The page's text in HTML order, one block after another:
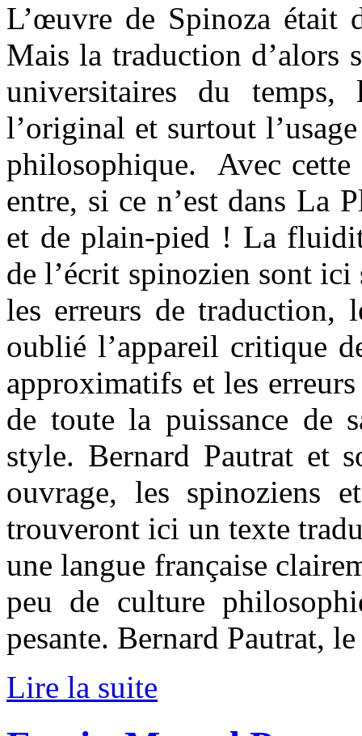
L’œuvre de Spinoza était
Mais la traduction d’alors
universitaires du temps,
l’original et surtout
philosophique. Avec cette
entre, si ce n’est dans La
et de plain-pied ! La
de l’écrit spinozien sont
les erreurs de traduction,
oublié l’appareil critique
approximatifs et les
de toute la puissance de
style. Bernard Pautrat et
ouvrage, les spinoziens
trouveront ici un texte
une langue française
peu de culture
pesante. Bernard Pautrat,
Lire la suite